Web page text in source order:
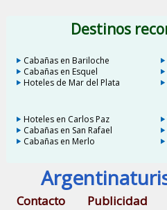
Destinos
Cabañas en Bariloche
Cabañas en Esquel
Hoteles de Mar del Plata
Hoteles en Carlos Paz
Cabañas en San Rafael
Cabañas en Merlo
Contacto Publicidad